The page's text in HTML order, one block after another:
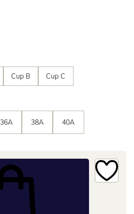
Cup B Cup C
36A 38A 40A